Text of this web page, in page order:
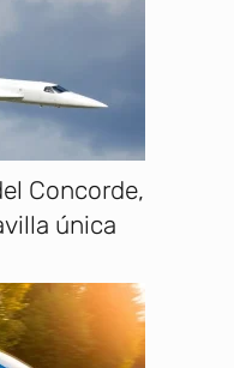
Concorde,
única